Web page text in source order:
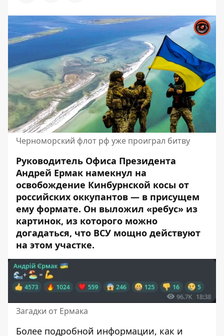
Черноморский флот рф уже проиграл битву
Руководитель Офиса Президента
Андрей Ермак намекнул на
освобождение Кинбурнской косы от
российских оккупантов — в присущем
ему формате. Он выложил «ребус» из
картинок, из которого можно
догадаться, что ВСУ мощно действуют
на этом участке.
Загадки от Ермака
Более подробной информации, как и